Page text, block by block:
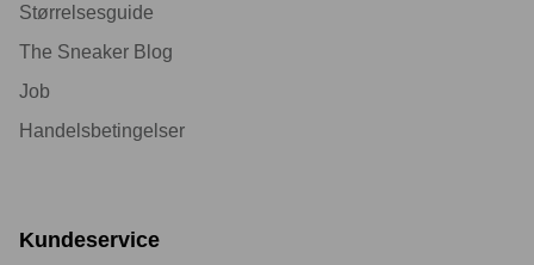
Størrelsesguide
The Sneaker Blog
Job
Handelsbetingelser
Kundeservice